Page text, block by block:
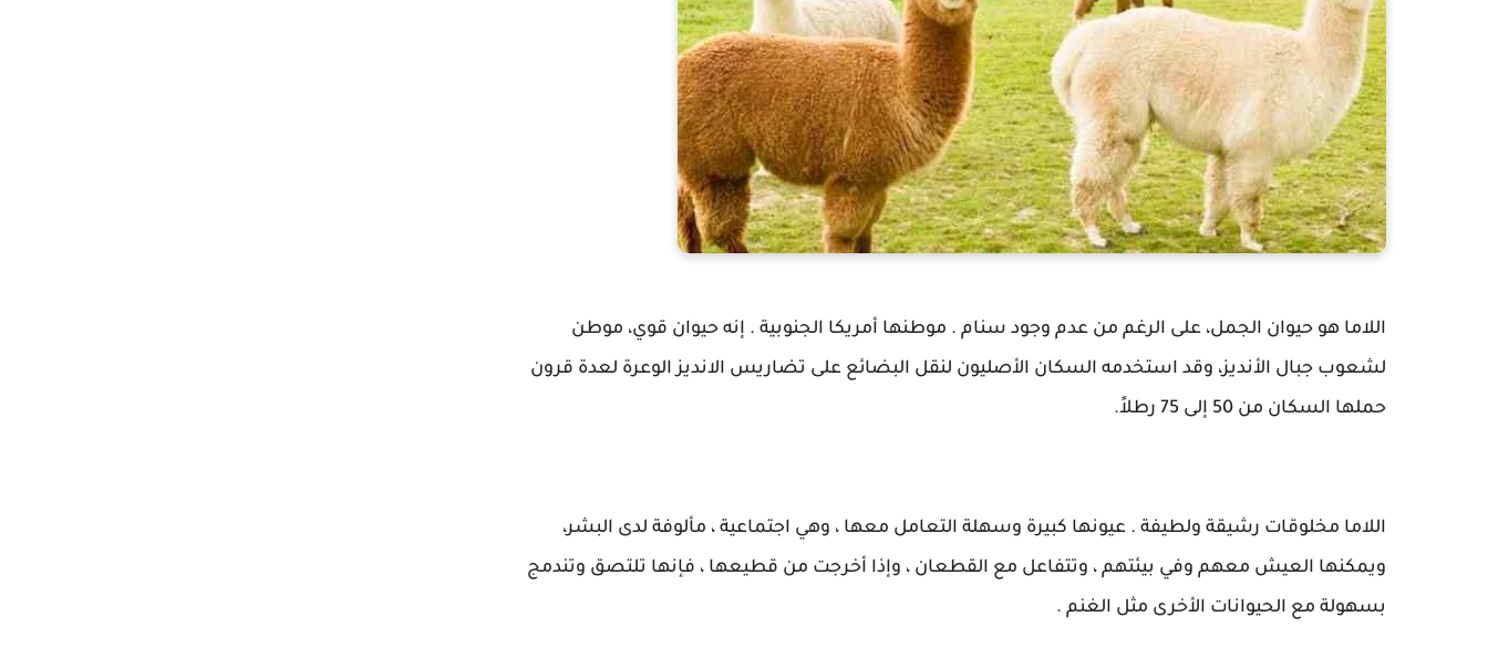
اللاما هو حيوان الجمل، على الرغم من عدم وجود سنام . موطنها أمريكا الجنوبية . إنه حيوان قوي، موطن
لشعوب جبال الأنديز، وقد استخدمه السكان الأصليون لنقل البضائع على تضاريس الانديز الوعرة لعدة قرون
حملها السكان من 50 إلى 75 رطلاً.
اللاما مخلوقات رشيقة ولطيفة . عيونها كبيرة وسهلة التعامل معها ، وهي اجتماعية ، مألوفة لدى البشر،
ويمكنها العيش معهم وفي بيئتهم ، وتتفاعل مع القطعان ، وإذا أخرجت من قطيعها ، فإنها تلتصق وتندمج
بسهولة مع الحيوانات الأخرى مثل الغنم .